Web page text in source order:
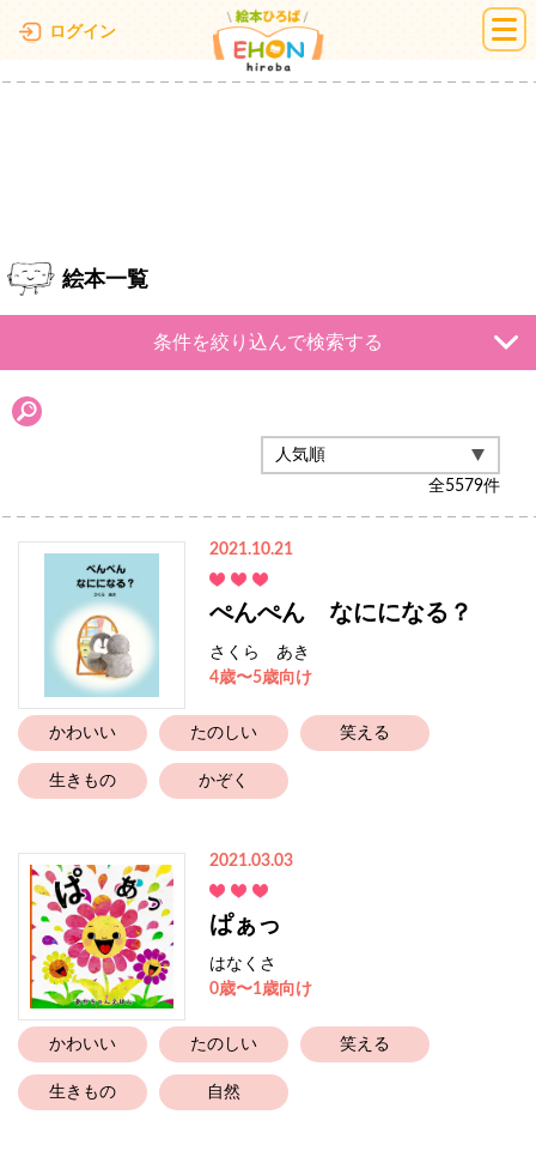
ログイン 絵本ひろば
絵本一覧
条件を絞り込んで検索する
全5579件
2021.10.21
ぺんぺん なにになる？
さくら あき
4歳〜5歳向け
かわいい たのしい 笑える
生きもの かぞく
2021.03.03
ぱぁっ
はなくさ
0歳〜1歳向け
かわいい たのしい 笑える
生きもの 自然